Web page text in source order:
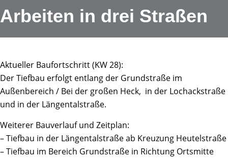
Arbeiten in drei Straßen
Aktueller Baufortschritt (KW 28):
Der Tiefbau erfolgt entlang der Grundstraße im
Außenbereich / Bei der großen Heck, in der Lochackstraße
und in der Längentalstraße.
Weiterer Bauverlauf und Zeitplan:
– Tiefbau in der Längentalstraße ab Kreuzung Heutelstraße
– Tiefbau im Bereich Grundstraße in Richtung Ortsmitte